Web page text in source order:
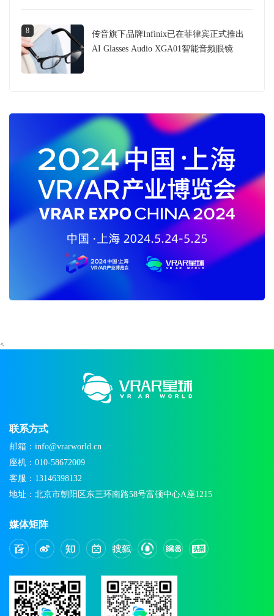
8
传音旗下品牌Infinix已在菲律宾正式推出
AI Glasses Audio XGA01智能音频眼镜
<
联系方式
邮箱：info@vrarworld.cn
座机：010-58672009
客服：13146398132
地址：北京市朝阳区东三环南路58号富顿中心A座1215
媒体矩阵